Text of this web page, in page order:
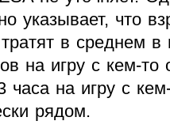
указывает, что
тратят в среднем
на игру с кем-то
часа на игру с
рядом.